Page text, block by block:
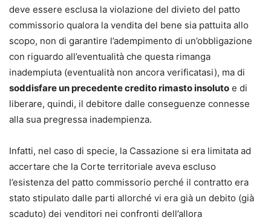
deve essere esclusa la violazione del divieto del patto
commissorio qualora la vendita del bene sia pattuita allo
scopo, non di garantire l’adempimento di un’obbligazione
con riguardo all’eventualità che questa rimanga
inadempiuta (eventualità non ancora verificatasi), ma di
soddisfare un precedente credito rimasto insoluto e di
liberare, quindi, il debitore dalle conseguenze connesse
alla sua pregressa inadempienza.
Infatti, nel caso di specie, la Cassazione si era limitata ad
accertare che la Corte territoriale aveva escluso
l’esistenza del patto commissorio perché il contratto era
stato stipulato dalle parti allorché vi era già un debito (già
scaduto) dei venditori nei confronti dell’allora